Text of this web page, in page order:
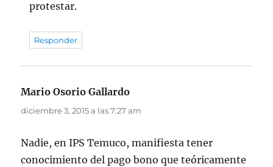
protestar.
Responder
Mario Osorio Gallardo
diciembre 3, 2015 a las 7:27 am
Nadie, en IPS Temuco, manifiesta tener
conocimiento del pago bono que teóricamente